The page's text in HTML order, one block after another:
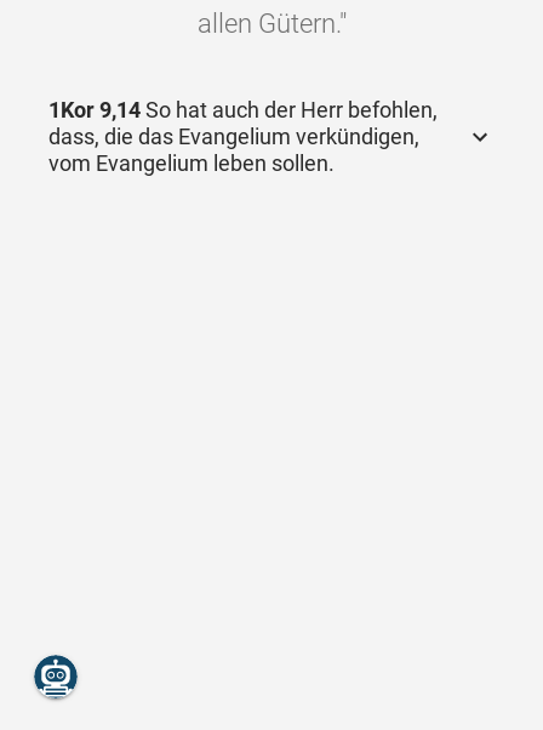
allen Gütern."
1Kor 9,14So hat auch der Herr befohlen,
dass, die das Evangelium verkündigen,
vom Evangelium leben sollen.